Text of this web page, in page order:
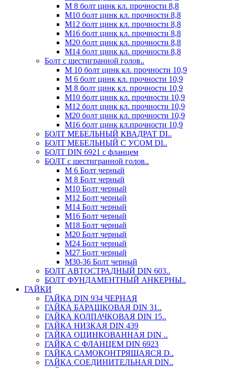
М 8 болт цинк кл. прочности 8,8
М10 болт цинк кл. прочности 8,8
М12 болт цинк кл. прочности 8,8
М16 болт цинк кл. прочности 8,8
М20 болт цинк кл. прочности 8,8
М14 болт цинк кл. прочности 8,8
Болт с шестигранной голов..
М 10 болт цинк кл. прочности 10,9
М 6 болт цинк кл. прочности 10,9
М 8 болт цинк кл. прочности 10,9
М10 болт цинк кл. прочности 10,9
М12 болт цинк кл. прочности 10,9
М20 болт цинк кл. прочности 10,9
М16 болт цинк кл.прочности 10,9
БОЛТ МЕБЕЛЬНЫЙ КВАДРАТ DI..
БОЛТ МЕБЕЛЬНЫЙ С УСОМ DI..
БОЛТ DIN 6921 c фланцем
БОЛТ с шестигранной голов..
М 6 Болт черный
М 8 Болт черный
М10 Болт черный
М12 Болт черный
М14 Болт черный
М16 Болт черный
М18 Болт черный
М20 Болт черный
М24 Болт черный
М27 Болт черный
М30-36 Болт черный
БОЛТ АВТОСТРАДНЫЙ DIN 603..
БОЛТ ФУНДАМЕНТНЫЙ АНКЕРНЫ..
ГАЙКИ
ГАЙКА DIN 934 ЧЕРНАЯ
ГАЙКА БАРАШКОВАЯ DIN 31..
ГАЙКА КОЛПАЧКОВАЯ DIN 15..
ГАЙКА НИЗКАЯ DIN 439
ГАЙКА ОЦИНКОВАННАЯ DIN ..
ГАЙКА С ФЛАНЦЕМ DIN 6923
ГАЙКА САМОКОНТРЯЩАЯСЯ D..
ГАЙКА СОЕДИНИТЕЛЬНАЯ DIN..